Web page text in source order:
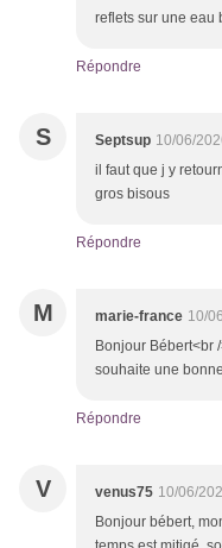
reflets sur une eau
Répondre
S Septsup 10/06/
il faut que j y
gros bisous
Répondre
M marie-france 10/
Bonjour Bébert<br
souhaite une
Répondre
V venus75 10/06/
Bonjour bébert,